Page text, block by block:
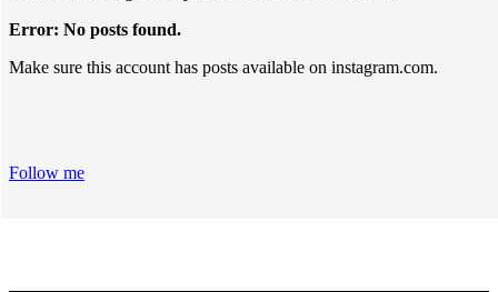
Error: No posts found.
Make sure this account has posts available on instagram.com.
Follow me